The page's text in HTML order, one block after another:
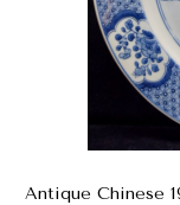
Antique Chinese